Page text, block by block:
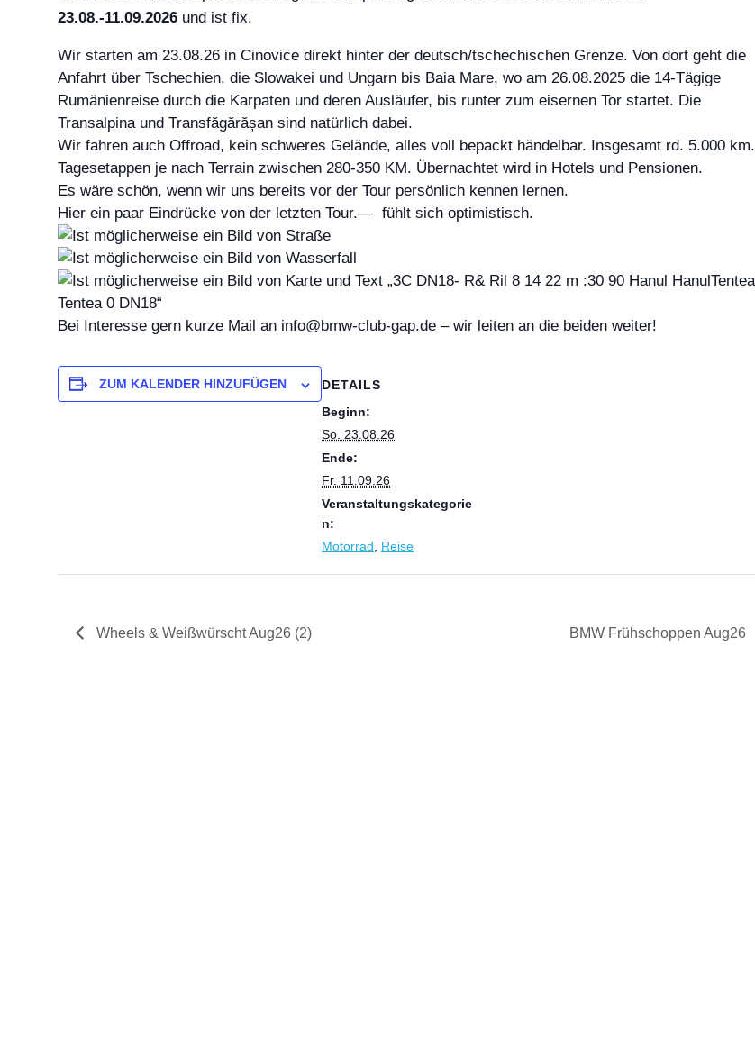
23.08.-11.09.2026 und ist fix.
Wir starten am 23.08.26 in Cinovice direkt hinter der deutsch/tschechischen Grenze. Von dort geht die
Anfahrt über Tschechien, die Slowakei und Ungarn bis Baia Mare, wo am 26.08.2025 die 14-Tägige
Rumänienreise durch die Karpaten und deren Ausläufer, bis runter zum eisernen Tor startet. Die
Transalpina und Transfăgărășan sind natürlich dabei.
Wir fahren auch Offroad, kein schweres Gelände, alles voll bepackt händelbar. Insgesamt rd. 5.000 km.
Tagesetappen je nach Terrain zwischen 280-350 KM. Übernachtet wird in Hotels und Pensionen.
Es wäre schön, wenn wir uns bereits vor der Tour persönlich kennen lernen.
Hier ein paar Eindrücke von der letzten Tour.— fühlt sich optimistisch.
Bei Interesse gern kurze Mail an info@bmw-club-gap.de – wir leiten an die beiden weiter!
ZUM KALENDER HINZUFÜGEN
DETAILS
Beginn:
So. 23.08.26
Ende:
Fr. 11.09.26
Veranstaltungskategorie
n:
Motorrad
Reise
Wheels & Weißwürscht Aug26 (2) BMW Frühschoppen Aug26